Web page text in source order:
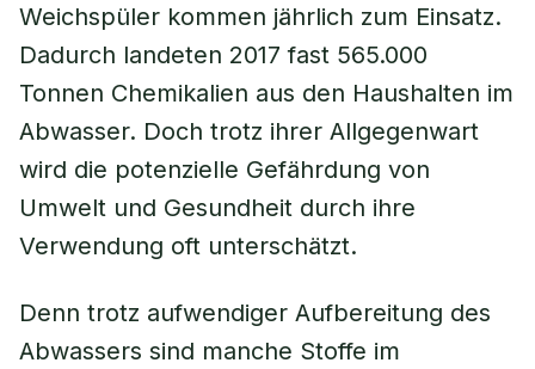
Weichspüler kommen jährlich zum Einsatz.
Dadurch landeten 2017 fast 565.000
Tonnen Chemikalien aus den Haushalten im
Abwasser. Doch trotz ihrer Allgegenwart
wird die potenzielle Gefährdung von
Umwelt und Gesundheit durch ihre
Verwendung oft unterschätzt.
Denn trotz aufwendiger Aufbereitung des
Abwassers sind manche Stoffe im